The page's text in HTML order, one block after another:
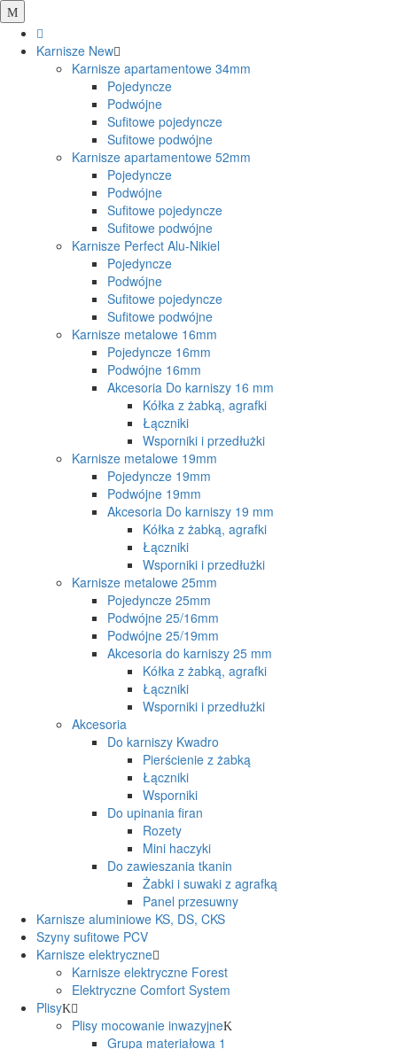
Karnisze New
Karnisze apartamentowe 34mm
Pojedyncze
Podwójne
Sufitowe pojedyncze
Sufitowe podwójne
Karnisze apartamentowe 52mm
Pojedyncze
Podwójne
Sufitowe pojedyncze
Sufitowe podwójne
Karnisze Perfect Alu-Nikiel
Pojedyncze
Podwójne
Sufitowe pojedyncze
Sufitowe podwójne
Karnisze metalowe 16mm
Pojedyncze 16mm
Podwójne 16mm
Akcesoria Do karniszy 16 mm
Kółka z żabką, agrafki
Łączniki
Wsporniki i przedłużki
Karnisze metalowe 19mm
Pojedyncze 19mm
Podwójne 19mm
Akcesoria Do karniszy 19 mm
Kółka z żabką, agrafki
Łączniki
Wsporniki i przedłużki
Karnisze metalowe 25mm
Pojedyncze 25mm
Podwójne 25/16mm
Podwójne 25/19mm
Akcesoria do karniszy 25 mm
Kółka z żabką, agrafki
Łączniki
Wsporniki i przedłużki
Akcesoria
Do karniszy Kwadro
Pierścienie z żabką
Łączniki
Wsporniki
Do upinania firan
Rozety
Mini haczyki
Do zawieszania tkanin
Żabki i suwaki z agrafką
Panel przesuwny
Karnisze aluminiowe KS, DS, CKS
Szyny sufitowe PCV
Karnisze elektryczne
Karnisze elektryczne Forest
Elektryczne Comfort System
Plisy
Plisy mocowanie inwazyjne
Grupa materiałowa 1